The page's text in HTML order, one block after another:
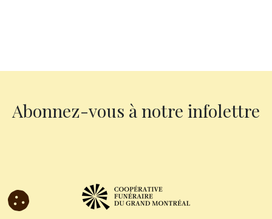
Abonnez-vous à notre infolettre